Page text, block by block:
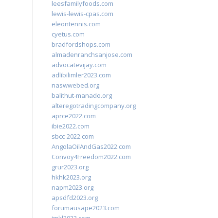
leesfamilyfoods.com
lewis-lewis-cpas.com
eleontennis.com
cyetus.com
bradfordshops.com
almadenranchsanjose.com
advocatevijay.com
adlibilimler2023.com
naswwebed.org
balithut-manado.org
alteregotradingcompany.org
aprce2022.com
ibie2022.com
sbcc-2022.com
AngolaOilAndGas2022.com
Convoy4Freedom2022.com
grur2023.org
hkhk2023.org
napm2023.org
apsdfd2023.org
forumausape2023.com